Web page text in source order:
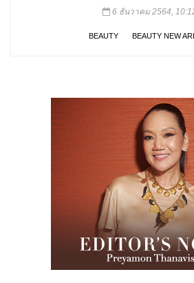
6 ธันวาคม 2564,
BEAUTY BEAUTY NEW